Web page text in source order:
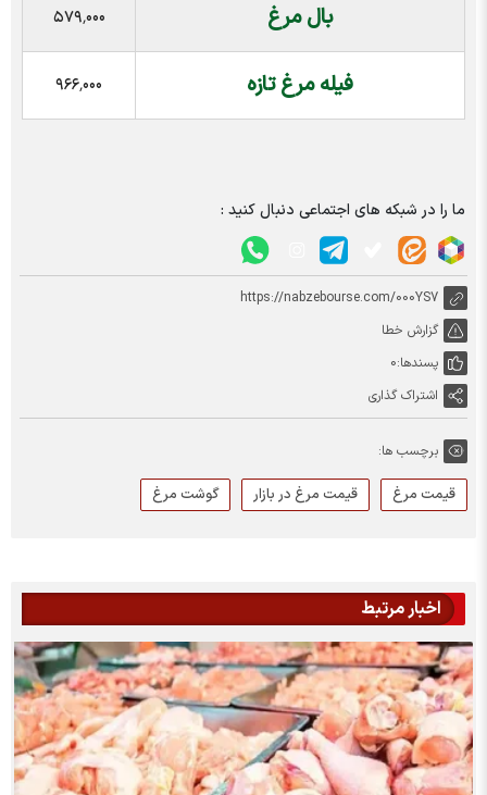
بال مرغ ۵۷۹٬۰۰۰
فیله مرغ تازه ۹۶۶٬۰۰۰
ما را در شبکه های اجتماعی دنبال کنید :
https://nabzebourse.com/000YS7
گزارش خطا
پسندها:0
اشتراک گذاری
برچسب ها:
قیمت مرغ قیمت مرغ در بازار گوشت مرغ
اخبار مرتبط